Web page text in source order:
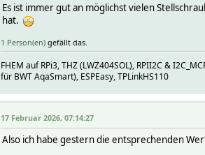
Es ist immer gut an möglichst vielen
hat.
1 Person(en)gefällt das.
FHEM auf RPi3, THZ (LWZ404SOL), RPII2C &
für BWT AqaSmart), ESPEasy, TPLinkHS110
17 Februar 2026, 07:14:27
Also ich habe gestern die entsprechenden